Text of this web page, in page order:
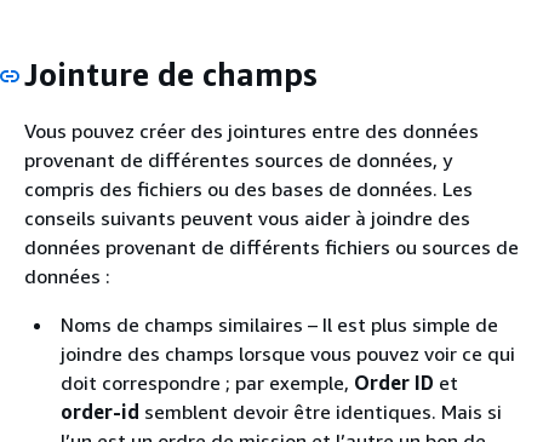
Jointure de champs
Vous pouvez créer des jointures entre des données
provenant de différentes sources de données, y
compris des fichiers ou des bases de données. Les
conseils suivants peuvent vous aider à joindre des
données provenant de différents fichiers ou sources de
données :
Noms de champs similaires – Il est plus simple de
joindre des champs lorsque vous pouvez voir ce qui
doit correspondre ; par exemple, Order ID et
order-id semblent devoir être identiques. Mais si